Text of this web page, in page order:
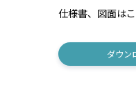
仕様書、図面は
ダウン